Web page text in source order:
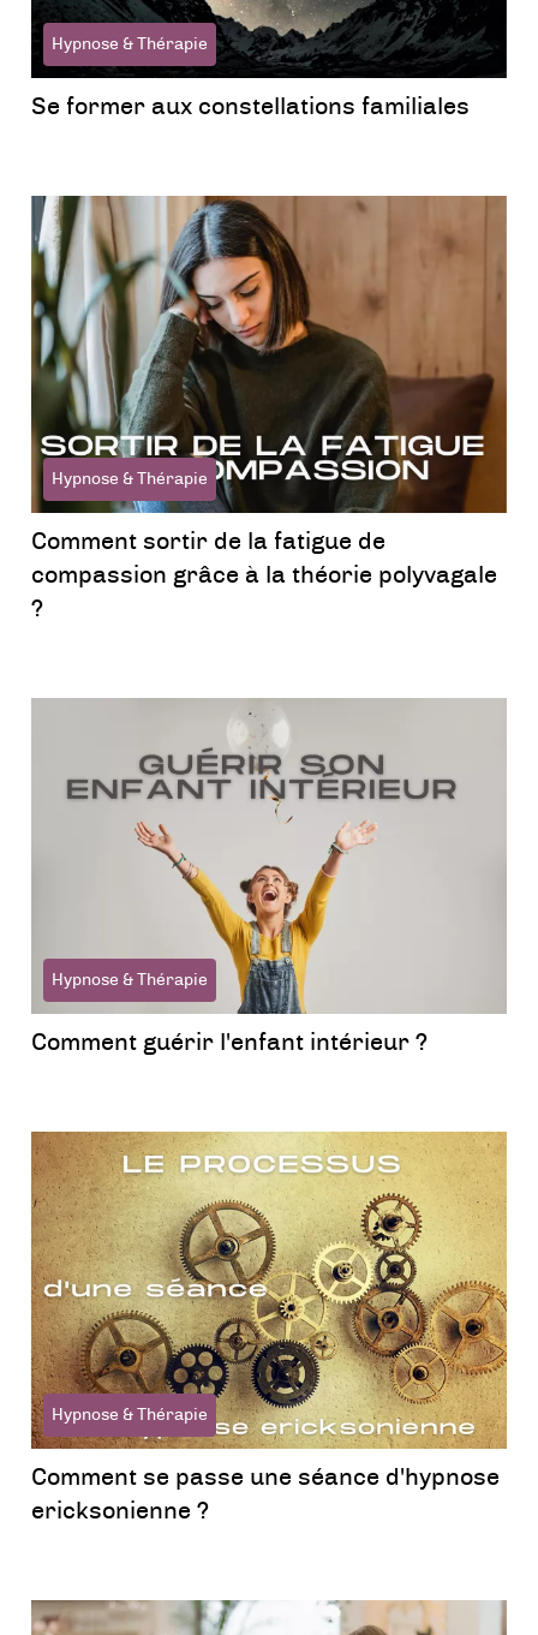
Hypnose & Thérapie
Se former aux constellations familiales
Hypnose & Thérapie
Comment sortir de la fatigue de
compassion grâce à la théorie polyvagale
?
Hypnose & Thérapie
Comment guérir l'enfant intérieur ?
Hypnose & Thérapie
Comment se passe une séance d'hypnose
ericksonienne ?